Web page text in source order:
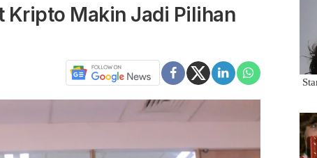
Kripto Makin Jadi Pilihan